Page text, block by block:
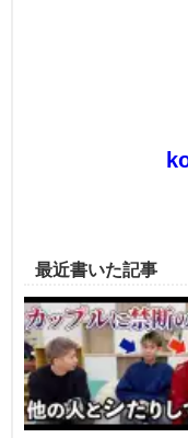
最近書いた記事